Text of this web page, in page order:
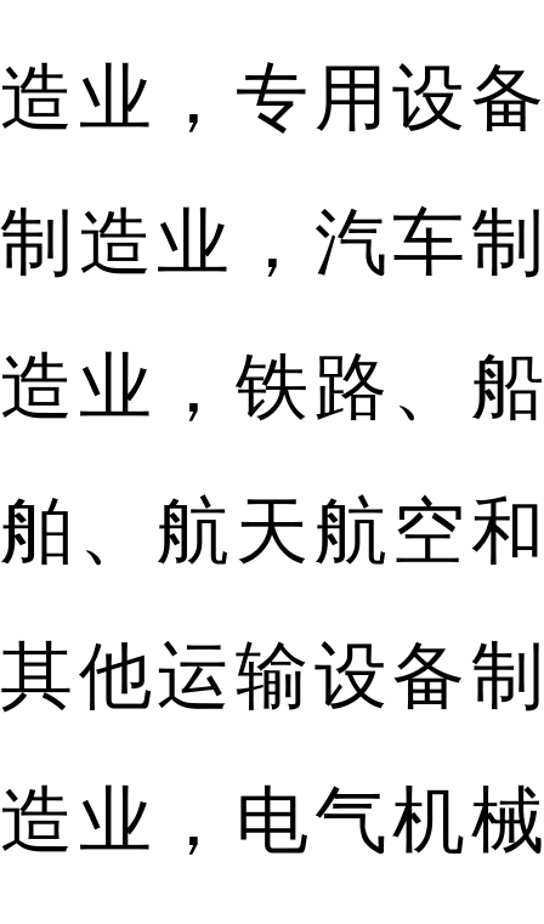
造业，专用设备
制造业，汽车制
造业，铁路、船
舶、航天航空和
其他运输设备制
造业，电气机械